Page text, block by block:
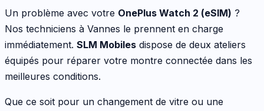
Un problème avec votre OnePlus Watch 2 (eSIM) ?
Nos techniciens à Vannes le prennent en charge
immédiatement. SLM Mobiles dispose de deux ateliers
équipés pour réparer votre montre connectée dans les
meilleures conditions.
Que ce soit pour un changement de vitre ou une